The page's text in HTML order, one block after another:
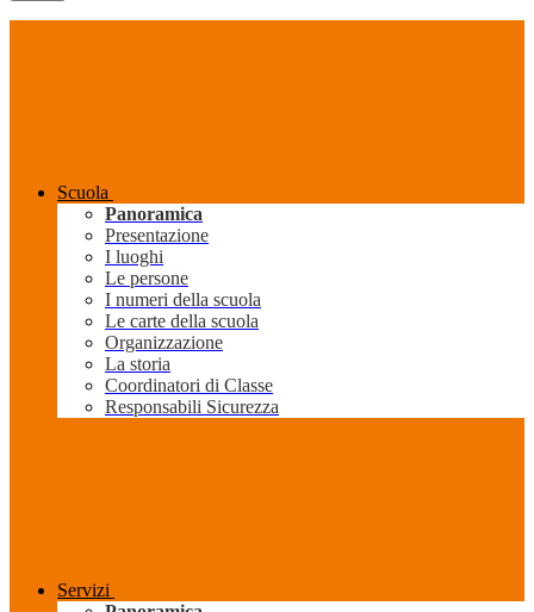
Scuola
Panoramica
Presentazione
I luoghi
Le persone
I numeri della scuola
Le carte della scuola
Organizzazione
La storia
Coordinatori di Classe
Responsabili Sicurezza
Servizi